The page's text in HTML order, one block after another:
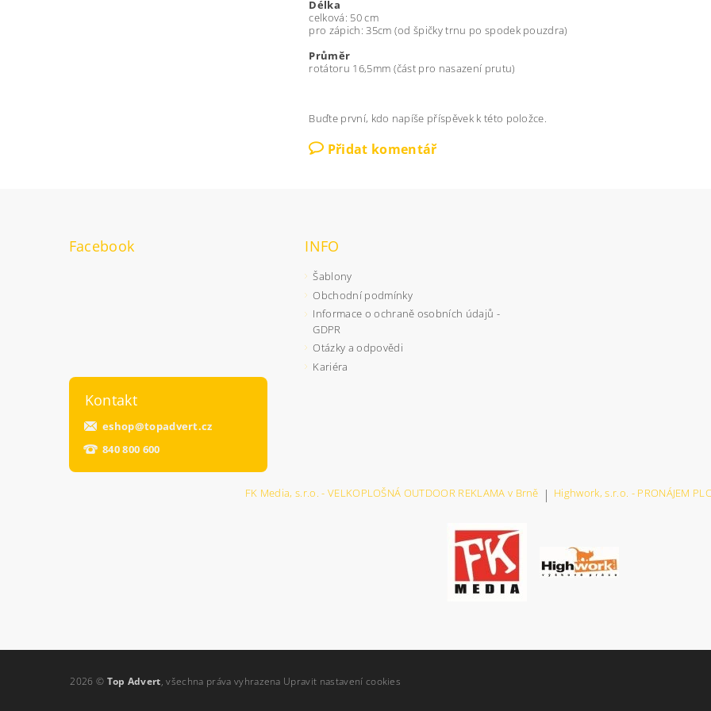
Délka
celková: 50 cm
pro zápich: 35cm (od špičky trnu po spodek pouzdra)
Průměr
rotátoru 16,5mm (část pro nasazení prutu)
Buďte první, kdo napíše příspěvek k této položce.
Přidat komentář
Facebook INFO
Šablony
Obchodní podmínky
Informace o ochraně osobních údajů -
GDPR
Otázky a odpovědi
Kariéra
Kontakt
eshop@topadvert.cz
840 800 600
FK Media, s.r.o. - VELKOPLOŠNÁ OUTDOOR REKLAMA v Brně | Highwork, s.r.o. - PRONÁJEM
2026 © Top Advert, všechna práva vyhrazena Upravit nastavení cookies